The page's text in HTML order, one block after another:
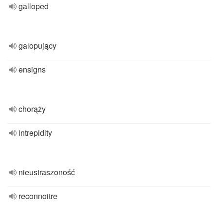
galloped
galopujący
ensigns
chorąży
intrepidity
nieustraszoność
reconnoitre